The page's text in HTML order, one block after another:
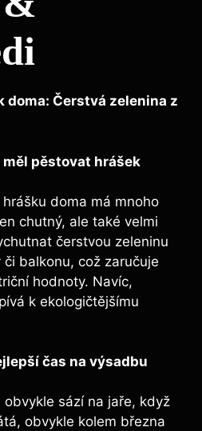
doma: Čerstvá zelenina z
měl pěstovat hrášek
doma má mnoho
chutný, ale také velmi
čerstvou zeleninu
balkonu, což zaručuje
hodnoty. Navíc,
k ekologičtějšímu
čas na výsadbu
sází na jaře, když
obvykle kolem března